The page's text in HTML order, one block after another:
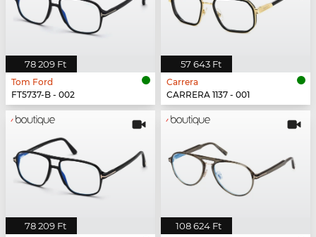
78 209 Ft
Tom Ford
FT5737-B - 002
57 643 Ft
Carrera
CARRERA 1137 - 001
78 209 Ft 108 624 Ft